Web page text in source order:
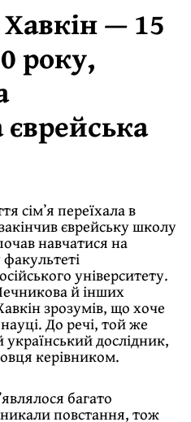
— 15
року,
єврейська
сімʼя переїхала в
єврейську школу
навчатися на
університету.
й інших
зрозумів, що хоче
До речі, той же
дослідник,
керівником.
багато
повстання, тож